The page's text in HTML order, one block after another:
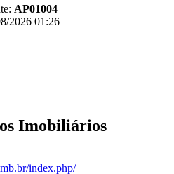
AP01004
2026 01:26
Imobiliários
index.php/